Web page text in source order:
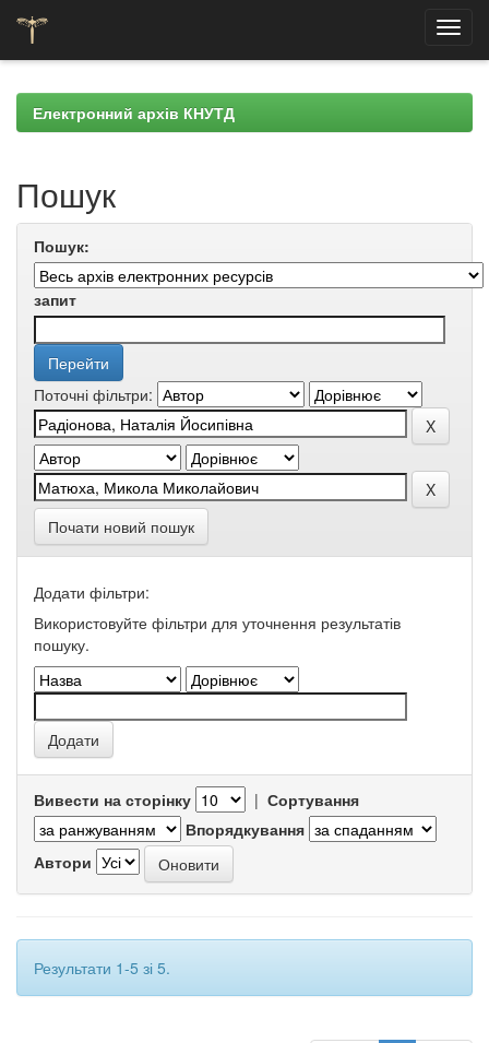
navigationЕлектронний архів КНУТД
Пошук
Пошук:
запит
Поточні фільтри:
Почати новий пошук
Додати фільтри:
Використовуйте фільтри для уточнення результатів
пошуку.
Вивести на сторінку | Сортування
Впорядкування
Автори
Результати 1-5 зі 5.